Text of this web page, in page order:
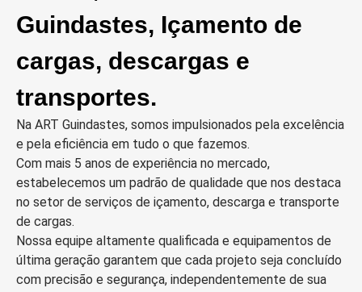
Guindastes, Içamento de
cargas, descargas e
transportes.
Na ART Guindastes, somos impulsionados pela excelência
e pela eficiência em tudo o que fazemos.
Com mais 5 anos de experiência no mercado,
estabelecemos um padrão de qualidade que nos destaca
no setor de serviços de içamento, descarga e transporte
de cargas.
Nossa equipe altamente qualificada e equipamentos de
última geração garantem que cada projeto seja concluído
com precisão e segurança, independentemente de sua